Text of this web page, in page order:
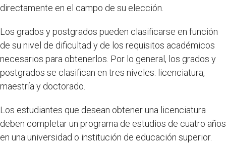
directamente en el campo de su elección.
Los grados y postgrados pueden clasificarse en función
de su nivel de dificultad y de los requisitos académicos
necesarios para obtenerlos. Por lo general, los grados y
postgrados se clasifican en tres niveles: licenciatura,
maestría y doctorado.
Los estudiantes que desean obtener una licenciatura
deben completar un programa de estudios de cuatro años
en una universidad o institución de educación superior.